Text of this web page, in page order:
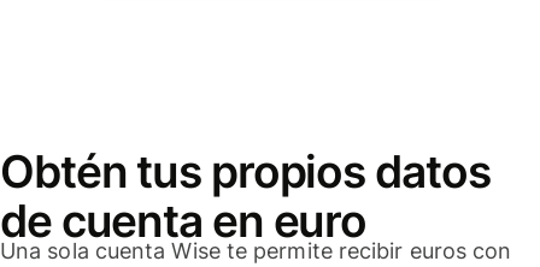
Obtén tus propios datos
de cuenta en euro
Una sola cuenta Wise te permite recibir euros con